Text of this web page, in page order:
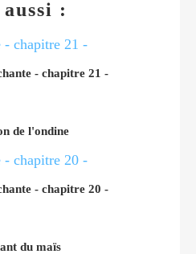
:
- chapitre 21 -
de l'ondine
- chapitre 20 -
du maïs